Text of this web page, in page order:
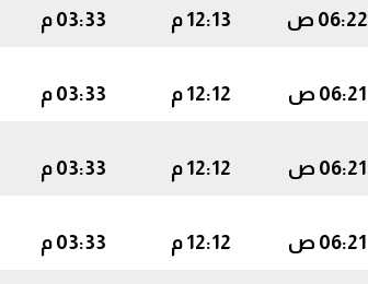
06:22 ص 12:13 م 03:33 م
06:21 ص 12:12 م 03:33 م
06:21 ص 12:12 م 03:33 م
06:21 ص 12:12 م 03:33 م